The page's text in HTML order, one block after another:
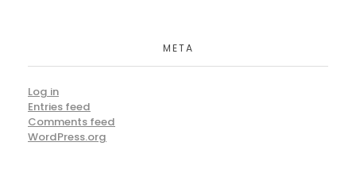
META
Log in
Entries feed
Comments feed
WordPress.org